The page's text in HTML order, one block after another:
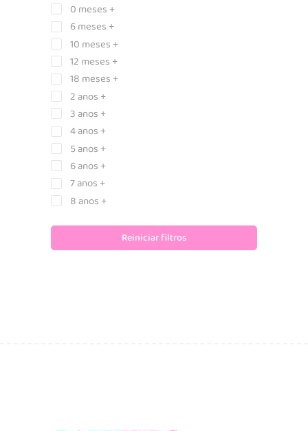
0 meses +
6 meses +
10 meses +
12 meses +
18 meses +
2 anos +
3 anos +
4 anos +
5 anos +
6 anos +
7 anos +
8 anos +
Reiniciar filtros